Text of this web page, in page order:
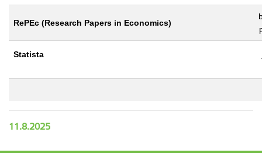
RePEc (Research Papers in Economics)
Statista
11.8.2025